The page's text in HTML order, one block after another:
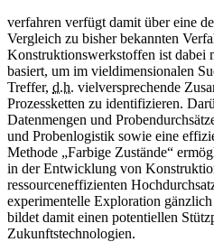
verfahren verfügt damit über eine
Vergleich zu bisher bekannten
Konstruktionswerkstoffen ist dabei
basiert, um im vieldimensionalen
Treffer, d.h. vielversprechende
Prozessketten zu identifizieren.
Datenmengen und
und Probenlogistik sowie eine
Methode „Farbige Zustände“
in der Entwicklung von
ressourceneffizienten
experimentelle Exploration
bildet damit einen potentiellen
Zukunftstechnologien.